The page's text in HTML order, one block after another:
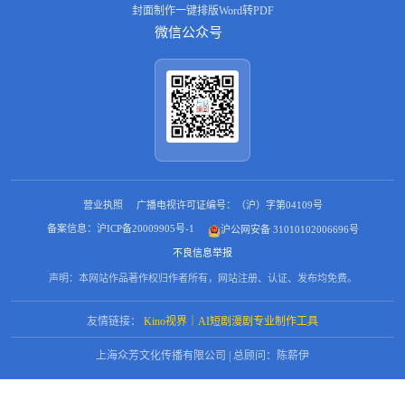
封面制作一键排版Word转PDF
微信公众号
营业执照 广播电视许可证编号：（沪）字第04109号
备案信息：沪ICP备20009905号-1 沪公网安备 31010102006696号
不良信息举报
声明：本网站作品著作权归作者所有，网站注册、认证、发布均免费。
友情链接： Kino视界｜AI短剧漫剧专业制作工具
上海众芳文化传播有限公司 | 总顾问：陈薪伊